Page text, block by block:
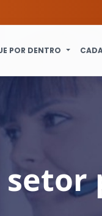
POR DENTRO
setor